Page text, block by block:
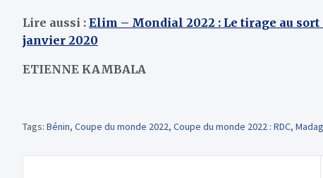
Lire aussi : Elim – Mondial 2022 : Le tirage au
janvier 2020
ETIENNE KAMBALA
Tags: Bénin, Coupe du monde 2022, Coupe du monde 2022 : RDC,